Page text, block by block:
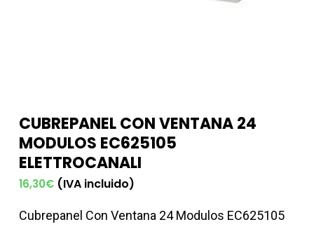
CUBREPANEL CON VENTANA 24
MODULOS EC625105
ELETTROCANALI
16,30€ (IVA incluido)
Cubrepanel Con Ventana 24 Modulos EC625105